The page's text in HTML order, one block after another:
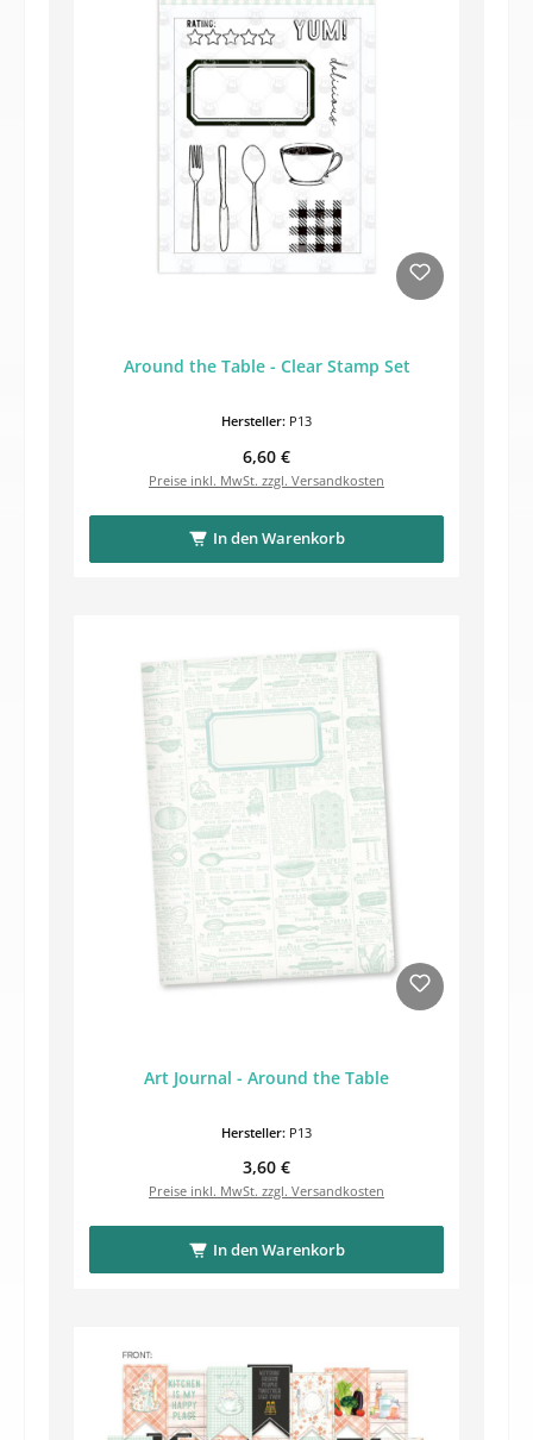
Around the Table - Clear Stamp Set
Hersteller: P13
Regulärer Preis:
6,60 €
Preise inkl. MwSt. zzgl. Versandkosten
In den Warenkorb
Art Journal - Around the Table
Hersteller: P13
Regulärer Preis:
3,60 €
Preise inkl. MwSt. zzgl. Versandkosten
In den Warenkorb